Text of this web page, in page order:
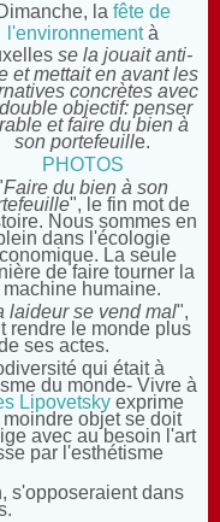
la fête de
l'environnementà
se la jouait anti-
et mettait en avant les
concrètes avec
objectif: penser
et faire du bien à
son portefeuille.
PHOTOS
Faire du bien à son
", le fin mot de
Nous sommes en
dans l'écologie
La seule
de faire tourner la
machine humaine.
laideur se vend mal",
rendre le monde plus
ses actes.
qui était à
du monde- Vivre à
Lipovetsky exprime
objet se doit
avec au besoin l'art
par l'esthétisme
s'opposeraient dans